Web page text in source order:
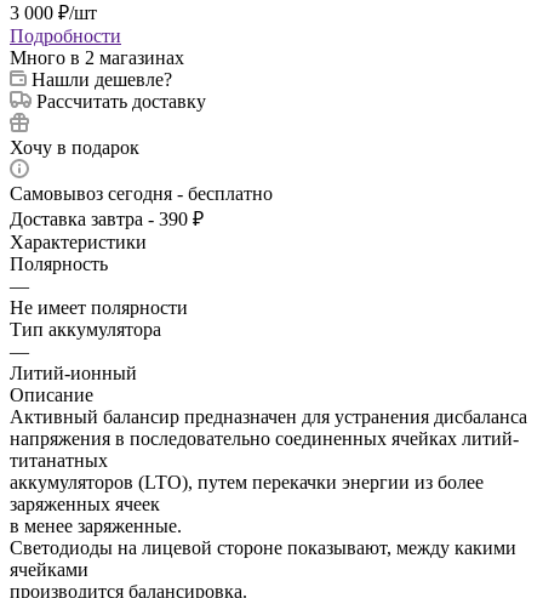
3 000 ₽/шт
Подробности
Много в 2 магазинах
Нашли дешевле?
Рассчитать доставку
Хочу в подарок
Самовывоз сегодня - бесплатно
Доставка завтра - 390 ₽
Характеристики
Полярность
—
Не имеет полярности
Тип аккумулятора
—
Литий-ионный
Описание
Активный балансир предназначен для устранения дисбаланса
напряжения в последовательно соединенных ячейках литий-
титанатных
аккумуляторов (LTO), путем перекачки энергии из более
заряженных ячеек
в менее заряженные.
Светодиоды на лицевой стороне показывают, между какими
ячейками
производится балансировка.